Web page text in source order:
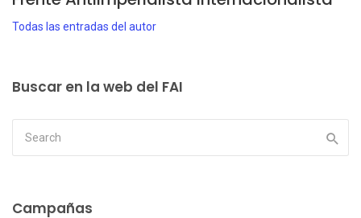
Todas las entradas del autor
Buscar en la web del FAI
Campañas